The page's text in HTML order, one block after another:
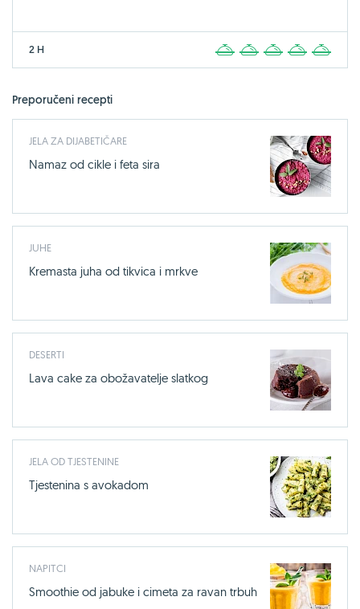
2 H 2 3 4
Preporučeni recepti
JELA ZA DIJABETIČARE
Namaz od cikle i feta sira
JUHE
Kremasta juha od tikvica i mrkve
DESERTI
Lava cake za obožavatelje slatkog
JELA OD TJESTENINE
Tjestenina s avokadom
NAPITCI
Smoothie od jabuke i cimeta za ravan trbuh